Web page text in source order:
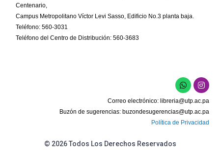
Centenario,
Campus Metropolitano Víctor Levi Sasso, Edificio No.3 planta baja.
Teléfono: 560-3031
Teléfono del Centro de Distribución: 560-3683
W
h
a
t
s
a
p
I
n
s
t
a
g
r
Correo electrónico: libreria@utp.ac.pa
Buzón de sugerencias: buzondesugerencias@utp.ac.pa
Política de Privacidad
© 2026 Todos Los Derechos Reservados